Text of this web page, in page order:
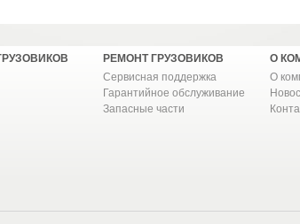
РЕМОНТ ГРУЗОВИКОВ
Сервисная поддержка
Гарантийное обслуживание
Запасные части
О
О